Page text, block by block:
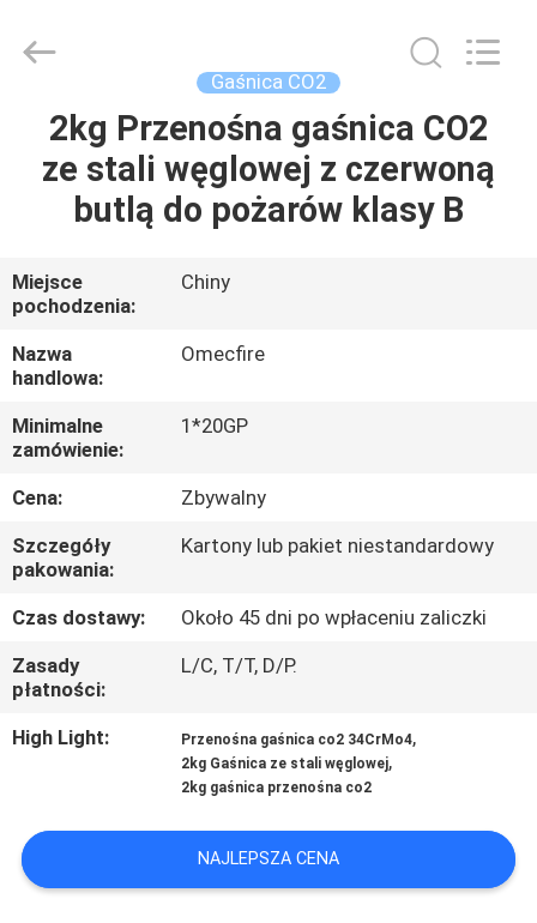
DOM
PRODUKTY
FILMY
O
NAS
PO
FABRYCE
KONTROLA
JAKOŚCI
SKONTAKTUJ
NAMI
Reserved.
Gaśnica CO2
2kg Przenośna gaśnica CO2
ze stali węglowej z czerwoną
butlą do pożarów klasy B
Miejsce
pochodzenia:
Chiny
Nazwa
handlowa:
Omecfire
Minimalne
zamówienie:
1*20GP
Cena:
Zbywalny
Szczegóły
pakowania:
Kartony lub pakiet niestandardowy
Czas dostawy:
Około 45 dni po wpłaceniu zaliczki
Zasady
płatności:
L/C, T/T, D/P.
High Light: Przenośna gaśnica co2 34CrMo4,
2kg Gaśnica ze stali węglowej,
2kg gaśnica przenośna co2
NAJLEPSZA CENA